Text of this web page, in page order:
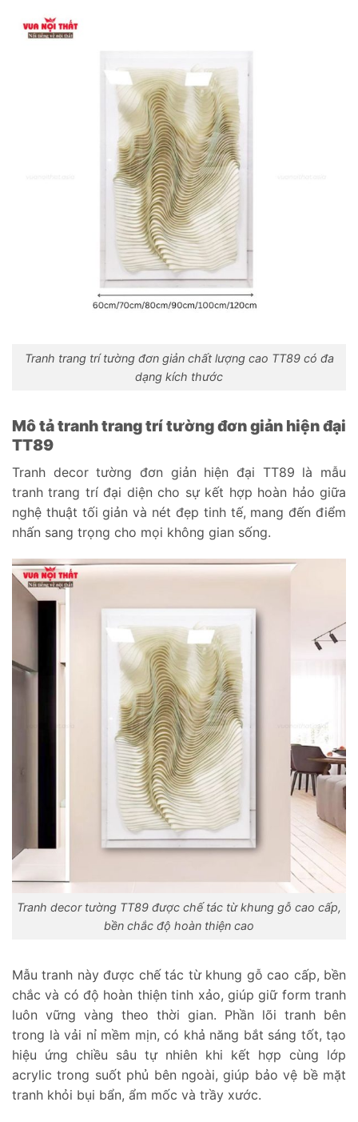
Tranh trang trí tường đơn giản chất lượng cao TT89 có đa
dạng kích thước
Mô tả tranh trang trí tường đơn giản hiện đại
TT89
Tranh decor tường đơn giản hiện đại TT89 là mẫu
tranh trang trí đại diện cho sự kết hợp hoàn hảo giữa
nghệ thuật tối giản và nét đẹp tinh tế, mang đến điểm
nhấn sang trọng cho mọi không gian sống.
Tranh decor tường TT89 được chế tác từ khung gỗ cao cấp,
bền chắc độ hoàn thiện cao
Mẫu tranh này được chế tác từ khung gỗ cao cấp, bền
chắc và có độ hoàn thiện tinh xảo, giúp giữ form tranh
luôn vững vàng theo thời gian. Phần lõi tranh bên
trong là vải nỉ mềm mịn, có khả năng bắt sáng tốt, tạo
hiệu ứng chiều sâu tự nhiên khi kết hợp cùng lớp
acrylic trong suốt phủ bên ngoài, giúp bảo vệ bề mặt
tranh khỏi bụi bẩn, ẩm mốc và trầy xước.